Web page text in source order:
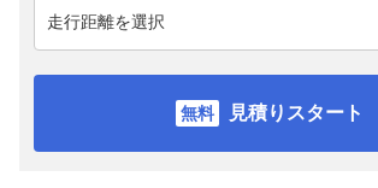
見積りスタート